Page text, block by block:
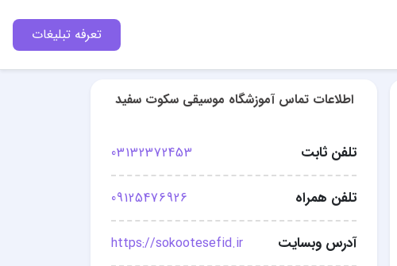
تعرفه تبلیغات
اطلاعات تماس آموزشگاه موسیقی سکوت سفید
تلفن ثابت 03132372453
تلفن همراه 09125476926
آدرس وبسایت https://sokootesefid.ir